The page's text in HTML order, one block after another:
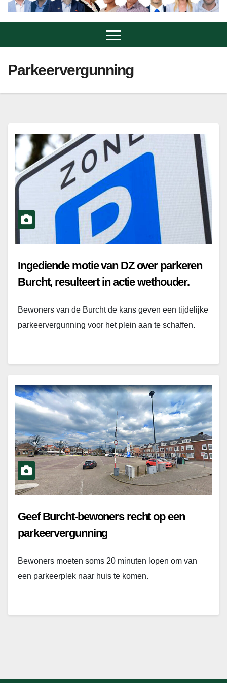
Parkeervergunning
Ingediende motie van DZ over parkeren
Burcht, resulteert in actie wethouder.
Bewoners van de Burcht de kans geven een tijdelijke
parkeervergunning voor het plein aan te schaffen.
Geef Burcht-bewoners recht op een
parkeervergunning
Bewoners moeten soms 20 minuten lopen om van
een parkeerplek naar huis te komen.